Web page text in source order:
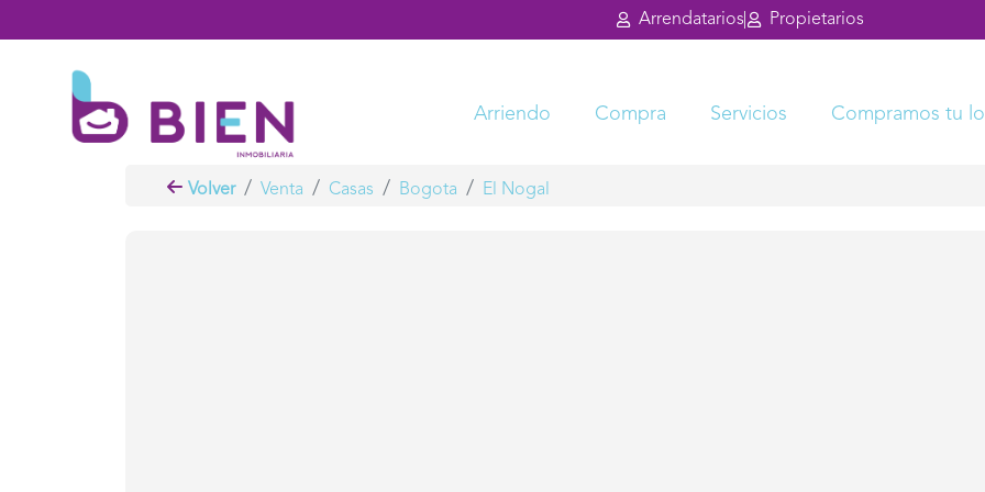
Arrendatarios Propietarios
Arriendo Compra Servicios Compramos tu
Volver Venta Casas Bogota El Nogal